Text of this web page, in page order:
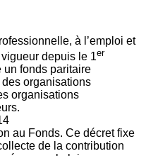
à l’emploi et
depuis le 1er
un fonds paritaire
organisations
organisations
au Fonds. Ce décret fixe
de la contribution